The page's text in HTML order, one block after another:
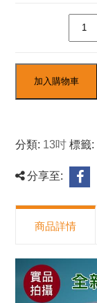
加入購物車
分類: 13吋 標籤:
分享至:
商品詳情